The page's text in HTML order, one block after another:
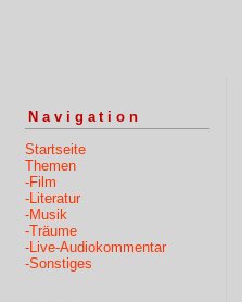
Navigation
Startseite
Themen
-Film
-Literatur
-Musik
-Träume
-Live-Audiokommentar
-Sonstiges